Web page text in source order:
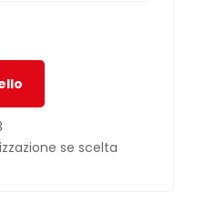
se scelta